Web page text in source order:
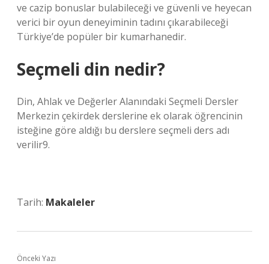
ve cazip bonuslar bulabileceği ve güvenli ve heyecan
verici bir oyun deneyiminin tadını çıkarabileceği
Türkiye’de popüler bir kumarhanedir.
Seçmeli din nedir?
Din, Ahlak ve Değerler Alanındaki Seçmeli Dersler
Merkezin çekirdek derslerine ek olarak öğrencinin
isteğine göre aldığı bu derslere seçmeli ders adı
verilir9.
Tarih: Makaleler
Önceki Yazı